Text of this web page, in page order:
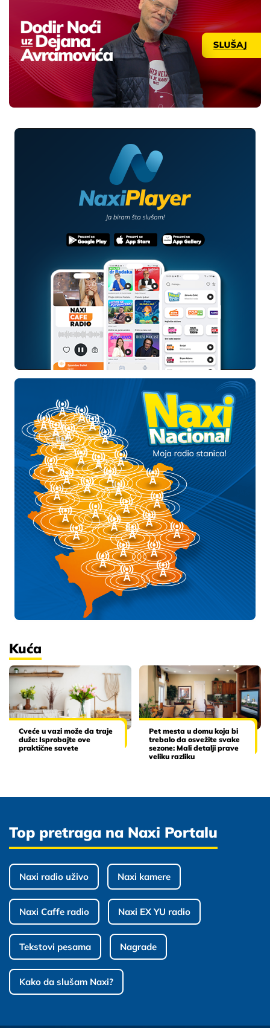
Kuća
Cveće u vazi može da traje
duže: Isprobajte ove
praktične savete
Pet mesta u domu koja bi
trebalo da osvežite svake
sezone: Mali detalji prave
veliku razliku
Top pretraga na Naxi Portalu
Naxi radio uživo Naxi kamere
Naxi Caffe radio Naxi EX YU radio
Tekstovi pesama Nagrade
Kako da slušam Naxi?